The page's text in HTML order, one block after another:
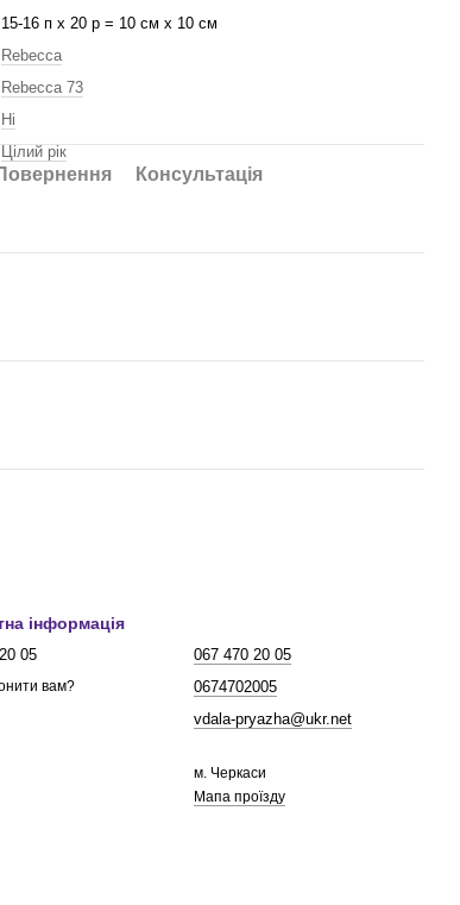
15-16 п х 20 р = 10 см х 10 см
Rebecca
Rebecca 73
Ні
Цілий рік
Консультація
інформація
05
вам?
067 470 20 05
0674702005
vdala-pryazha@ukr.net
м. Черкаси
Мапа проїзду